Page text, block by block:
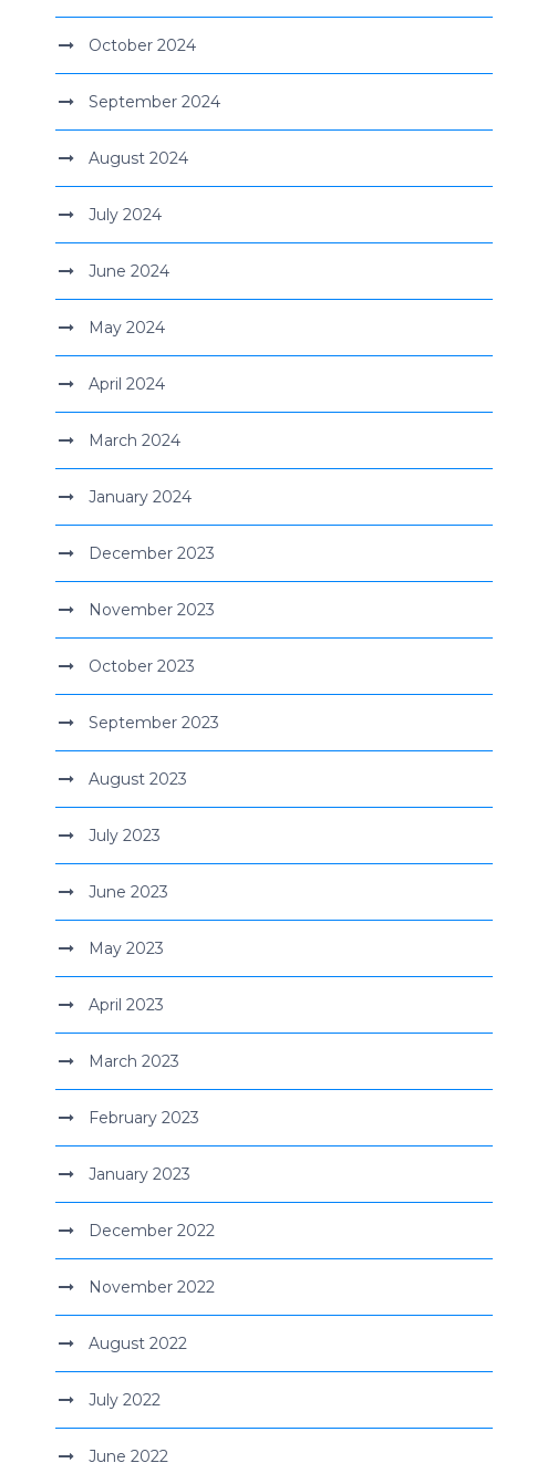
October 2024
September 2024
August 2024
July 2024
June 2024
May 2024
April 2024
March 2024
January 2024
December 2023
November 2023
October 2023
September 2023
August 2023
July 2023
June 2023
May 2023
April 2023
March 2023
February 2023
January 2023
December 2022
November 2022
August 2022
July 2022
June 2022